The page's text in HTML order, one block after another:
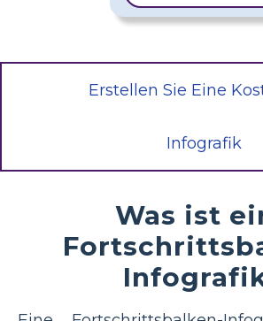
Erstellen Sie Eine
Infografik
Was ist